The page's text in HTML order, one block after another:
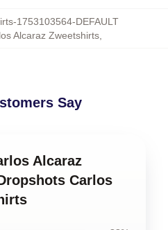
1753103564-DEFAULT
Alcaraz Zweetshirts
Say
Alcaraz
Carlos